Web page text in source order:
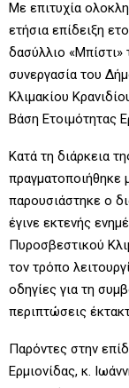
Με επιτυχία
ετήσια επίδειξη
δασύλλιο «Μπίστι»
συνεργασία του
Κλιμακίου
Βάση Ετοιμότητας
Κατά τη διάρκεια
πραγματοποιήθηκε
παρουσιάστηκε ο
έγινε εκτενής
Πυροσβεστικού
τον τρόπο
οδηγίες για τη
περιπτώσεις
Παρόντες στην
Ερμιονίδας, κ.